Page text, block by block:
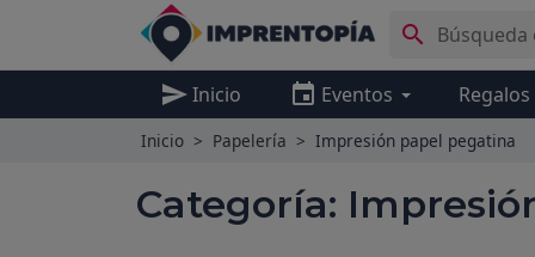

sendInicio event Eventos
Inicio Papelería Impresión papel pegatina
Categoría: